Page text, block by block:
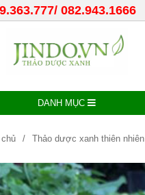
082.943.1666
DANH MỤC
Thảo dược xanh thiên nhiên